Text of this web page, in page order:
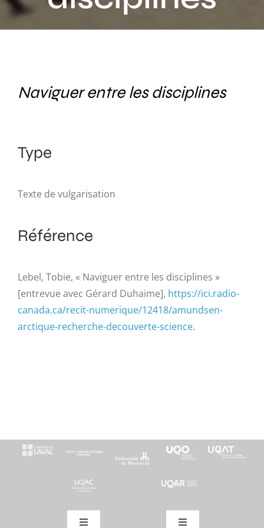
Activités
sur
Naviguer entre les disciplines
Type
Texte de vulgarisation
Référence
Lebel, Tobie, « Naviguer entre les disciplines »
[entrevue avec Gérard Duhaime], https://ici.radio-
canada.ca/recit-numerique/12418/amundsen-
arctique-recherche-decouverte-science.